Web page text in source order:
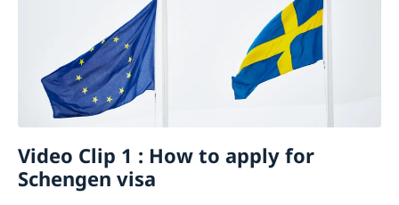
Video Clip 1 : How to apply for
Schengen visa